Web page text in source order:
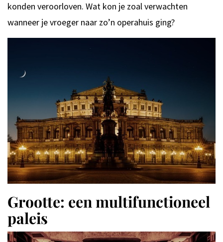
konden veroorloven. Wat kon je zoal verwachten
wanneer je vroeger naar zo’n operahuis ging?
Grootte: een multifunctioneel
paleis